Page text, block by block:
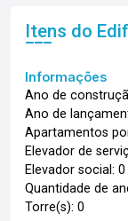
Itens do
Informações
Ano de
Ano de
Apartamentos
Elevador de
Elevador social: 0
Quantidade de
Torre(s): 0